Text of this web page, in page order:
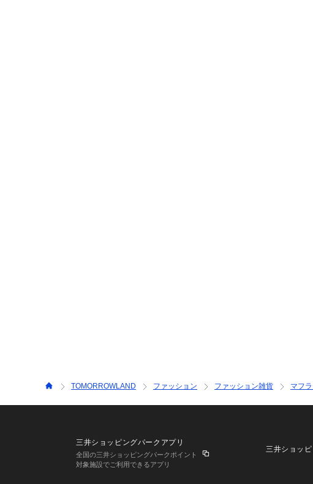
TOMORROWLAND ファッション ファッション雑貨 マフ
三井ショッピングパークアプリ
全国の三井ショッピングパークポイント
対象施設でご利用できるアプリ
三井ショッ